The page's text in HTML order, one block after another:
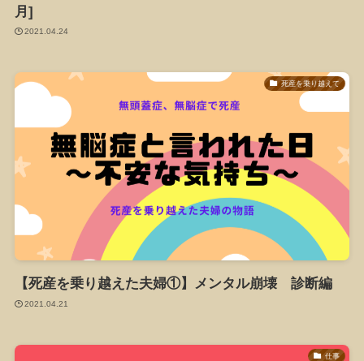
月]
2021.04.24
死産を乗り越えて
【死産を乗り越えた夫婦①】メンタル崩壊 診断編
2021.04.21
仕事